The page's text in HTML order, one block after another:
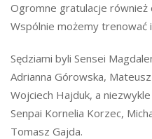
Ogromne gratulacje również
Wspólnie możemy trenować i
Sędziami byli Sensei
Adrianna Górowska,
Wojciech Hajduk, a
Senpai Kornelia Korzec,
Tomasz Gajda.